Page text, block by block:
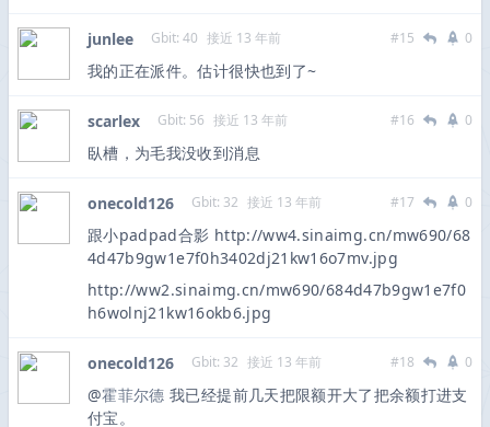
junlee Gbit: 40 接近 13 年前 #15 0
我的正在派件。估计很快也到了~
scarlex Gbit: 56 接近 13 年前 #16 0
臥槽，为毛我没收到消息
onecold126 Gbit: 32 接近 13 年前 #17 0
跟小padpad合影 http://ww4.sinaimg.cn/mw690/68
4d47b9gw1e7f0h3402dj21kw16o7mv.jpg
http://ww2.sinaimg.cn/mw690/684d47b9gw1e7f0
h6wolnj21kw16okb6.jpg
onecold126 Gbit: 32 接近 13 年前 #18 0
@霍菲尔德 我已经提前几天把限额开大了把余额打进支
付宝。